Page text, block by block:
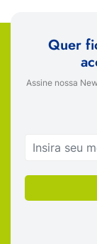
Quer
Assine nossa